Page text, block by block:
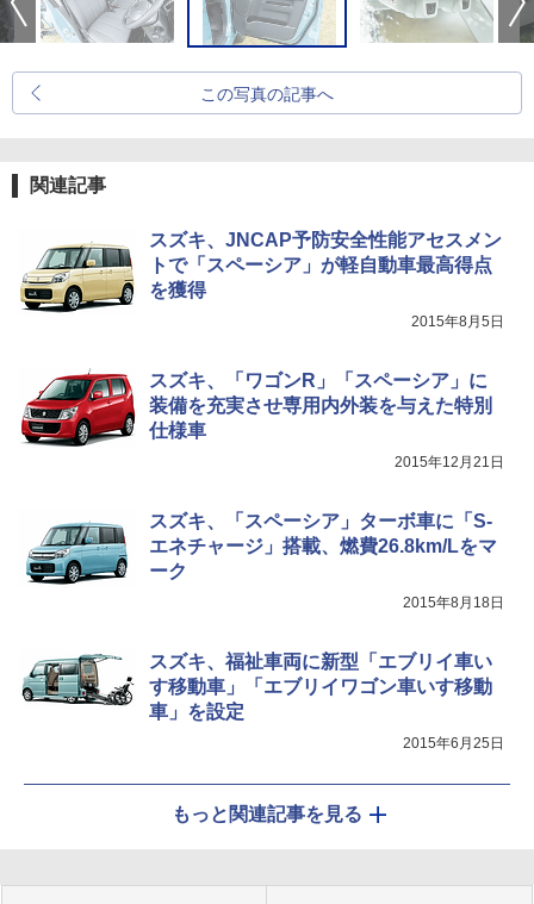
この写真の記事へ
関連記事
スズキ、JNCAP予防安全性能アセスメン
トで「スペーシア」が軽自動車最高得点
を獲得
2015年8月5日
スズキ、「ワゴンR」「スペーシア」に
装備を充実させ専用内外装を与えた特別
仕様車
2015年12月21日
スズキ、「スペーシア」ターボ車に「S-
エネチャージ」搭載、燃費26.8km/Lをマ
ーク
2015年8月18日
スズキ、福祉車両に新型「エブリイ車い
す移動車」「エブリイワゴン車いす移動
車」を設定
2015年6月25日
もっと関連記事を見る